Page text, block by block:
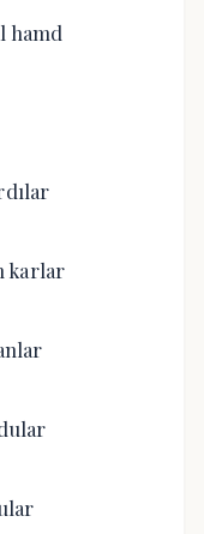
hamd
karlar